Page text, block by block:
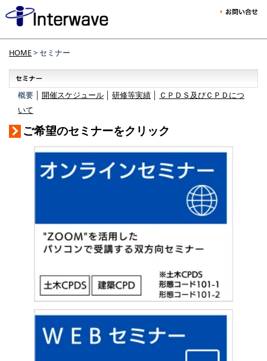
HOME> セミナー
概要 │ 開催スケジュール 研修等実績
ＣＰＤＳ及びＣＰＤにつ
いて
ご希望のセミナーをクリック